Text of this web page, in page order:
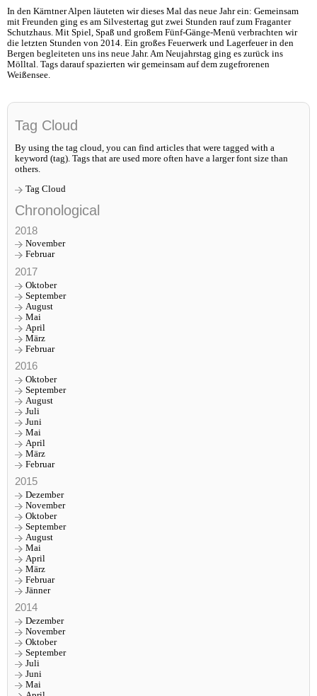
In den Kärntner Alpen läuteten wir dieses Mal das neue Jahr ein: Gemeinsam
mit Freunden ging es am Silvestertag gut zwei Stunden rauf zum Fraganter
Schutzhaus. Mit Spiel, Spaß und großem Fünf-Gänge-Menü verbrachten wir
die letzten Stunden von 2014. Ein großes Feuerwerk und Lagerfeuer in den
Bergen begleiteten uns ins neue Jahr. Am Neujahrstag ging es zurück ins
Mölltal. Tags darauf spazierten wir gemeinsam auf dem zugefrorenen
Weißensee.
Tag Cloud
By using the tag cloud, you can find articles that were tagged with a
keyword (tag). Tags that are used more often have a larger font size than
others.
Tag Cloud
Chronological
2018
November
Februar
2017
Oktober
September
August
Mai
April
März
Februar
2016
Oktober
September
August
Juli
Juni
Mai
April
März
Februar
2015
Dezember
November
Oktober
September
August
Mai
April
März
Februar
Jänner
2014
Dezember
November
Oktober
September
Juli
Juni
Mai